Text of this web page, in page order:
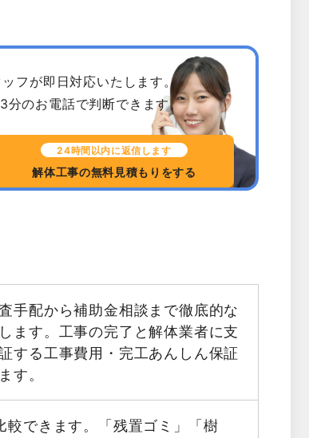
フが即日対応いたします。
分のお電話で判断できます。
24時間以内に返信します
解体工事の無料見積もりをする
手配から補助金相談まで徹底的な
ます。工事の完了と解体業者に支
する工事費用・完工あんしん保証
す。
較できます。「残置ゴミ」「樹